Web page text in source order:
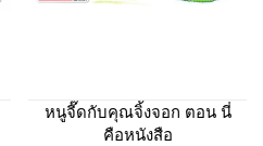
หนูจี๊ดกับคุณจิ้งจอก ตอน นี่
คือหนังสือ